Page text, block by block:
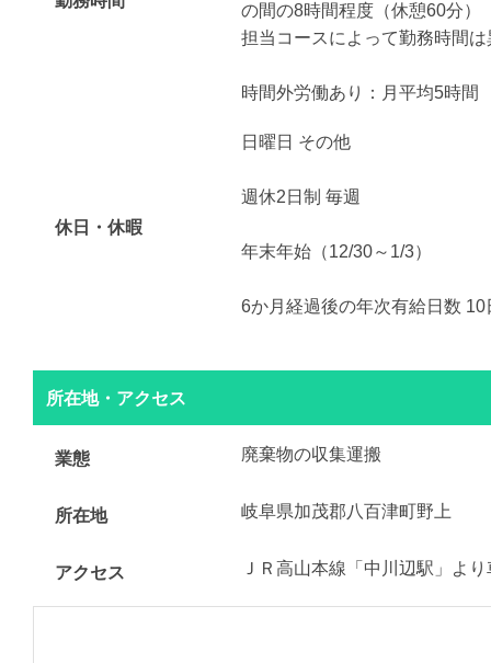
の間の8時間程度（休憩60分）
担当コースによって勤務時間
時間外労働あり：月平均5時間
休日・休暇
日曜日 その他
週休2日制 毎週
年末年始（12/30～1/3）
6か月経過後の年次有給日数 10
所在地・アクセス
業態 廃棄物の収集運搬
所在地 岐阜県加茂郡八百津町野上
アクセス ＪＲ高山本線「中川辺駅」よ